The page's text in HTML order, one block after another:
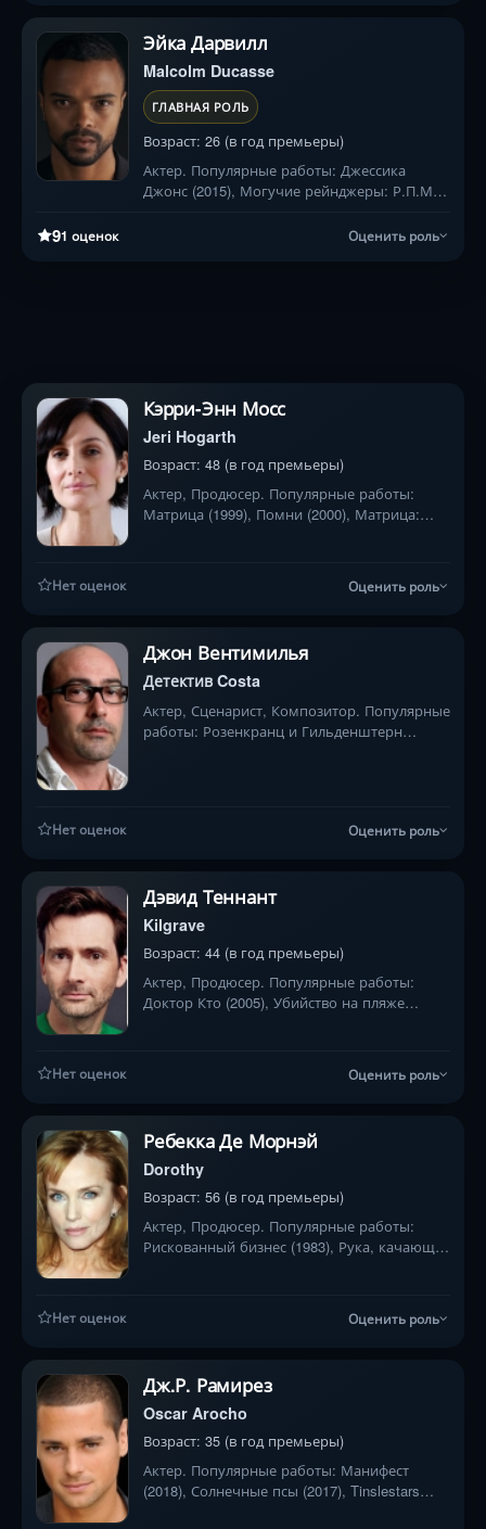
Эйка Дарвилл
Malcolm Ducasse
ГЛАВНАЯ РОЛЬ
Возраст: 26 (в год премьеры)
Актер. Популярные работы: Джессика
Джонс (2015), Могучие рейнджеры: Р.П.М.
91 оценок Оценить роль
Кэрри-Энн Мосс
Jeri Hogarth
Возраст: 48 (в год премьеры)
Актер, Продюсер. Популярные работы:
Матрица (1999), Помни (2000), Матрица:
Нет оценок Оценить роль
Джон Вентимилья
Детектив Costa
Актер, Сценарист, Композитор. Популярные
работы: Розенкранц и Гильденштерн
Нет оценок Оценить роль
Дэвид Теннант
Kilgrave
Возраст: 44 (в год премьеры)
Актер, Продюсер. Популярные работы:
Доктор Кто (2005), Убийство на пляже
Нет оценок Оценить роль
Ребекка Де Морнэй
Dorothy
Возраст: 56 (в год премьеры)
Актер, Продюсер. Популярные работы:
Рискованный бизнес (1983), Рука, качающая
Нет оценок Оценить роль
Дж.Р. Рамирез
Oscar Arocho
Возраст: 35 (в год премьеры)
Актер. Популярные работы: Манифест
(2018), Солнечные псы (2017), Tinslestars